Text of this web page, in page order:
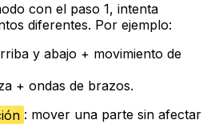
con el paso 1, intenta
diferentes. Por ejemplo:
y abajo + movimiento de
+ ondas de brazos.
: mover una parte sin afectar